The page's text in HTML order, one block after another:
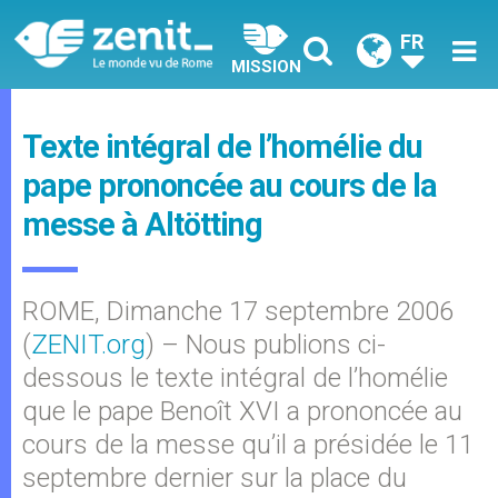
MISSION
FR
Texte intégral de l’homélie du
pape prononcée au cours de la
messe à Altötting
ROME, Dimanche 17 septembre 2006
(ZENIT.org) – Nous publions ci-
dessous le texte intégral de l’homélie
que le pape Benoît XVI a prononcée au
cours de la messe qu’il a présidée le 11
septembre dernier sur la place du